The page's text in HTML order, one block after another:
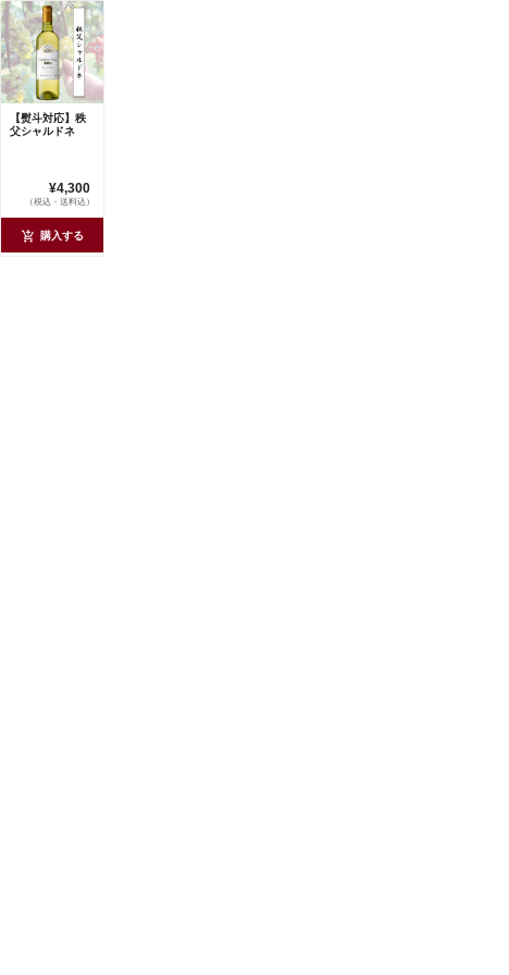
【熨斗対応】秩
父シャルドネ
¥4,300
（税込・送料込）
購入する